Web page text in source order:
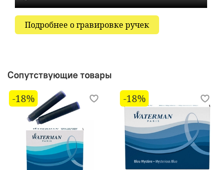
Подробнее о гравировке ручек
Сопутствующие товары
-18% -18%